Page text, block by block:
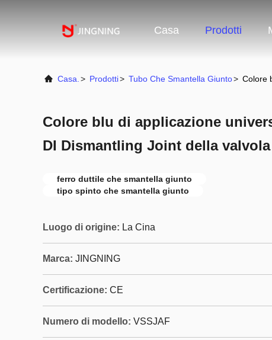
Casa Prodotti
Casa. > Prodotti> Tubo Che Smantella Giunto> Colore
Colore blu di applicazione
DI Dismantling Joint della
ferro duttile che smantella giunto
tipo spinto che smantella giunto
Luogo di origine: La Cina
Marca: JINGNING
Certificazione: CE
Numero di modello: VSSJAF